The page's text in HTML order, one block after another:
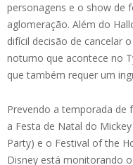
personagens e o show de
aglomeração. Além do
difícil decisão de cancelar
noturno que acontece no
que também requer um
Prevendo a temporada de
a Festa de Natal do
Party) e o Festival of the
Disney está monitorando